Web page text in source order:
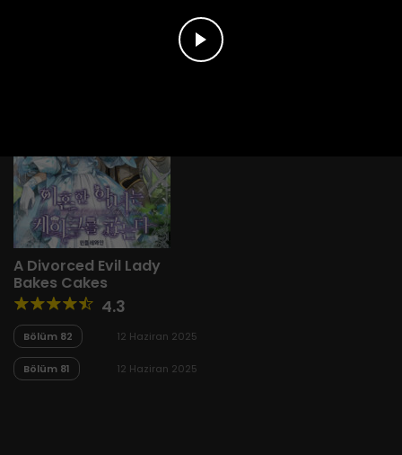
A Divorced Evil Lady
Bakes Cakes
4.3
Bölüm 82 12 Haziran 2025
Bölüm 81 12 Haziran 2025